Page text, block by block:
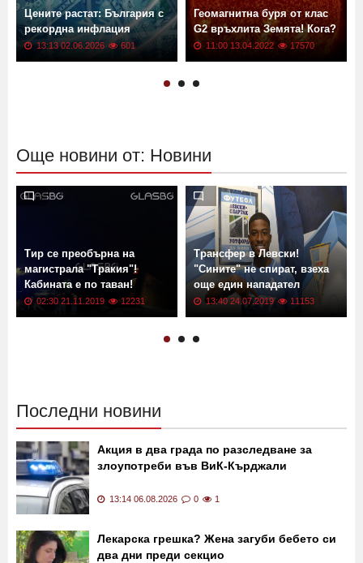
Цените растат: България с
рекордна инфлация
13:13 02.06.2026 601
Геомагнитна буря от клас
G2 връхлита Земята! Кога?
11:00 13.04.2022 17570
Още новини от: Новини
Тир се преобърна на
магистрала "Тракия"!
Кабината е по таван!
02:30 21.11.2019 12231
Трансфер в Левски!
"Сините" не спират, взеха
още един нападател
13:40 24.07.2019 11153
Последни новини
Акция в два града по разследване за
злоупотреби във ВиК-Кърджали
13:14 06.08.2026 0 1
Лекарска грешка? Жена загуби бебето си
два дни преди секцио